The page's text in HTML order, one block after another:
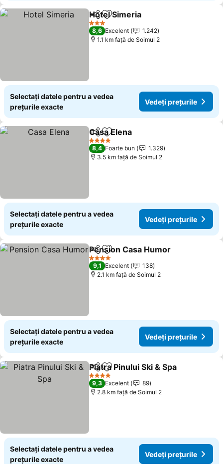
DistribuițiAdăugaţi la favorite
Hotel Simeria
3 Stele
8,6 Excelent
1.242
1.1 km faţă de Soimul 2
Selectați datele pentru a vedea
prețurile exacte
Vedeți prețurile
DistribuițiAdăugaţi la favorite
Casa Elena
4 Stele
8,4 Foarte bun
1.329
3.5 km faţă de Soimul 2
Selectați datele pentru a vedea
prețurile exacte
Vedeți prețurile
DistribuițiAdăugaţi la favorite
Pension Casa Humor
4 Stele
9,1 Excelent
138
2.1 km faţă de Soimul 2
Selectați datele pentru a vedea
prețurile exacte
Vedeți prețurile
DistribuițiAdăugaţi la favorite
Piatra Pinului Ski & Spa
4 Stele
9,3 Excelent
89
2.8 km faţă de Soimul 2
Selectați datele pentru a vedea
prețurile exacte
Vedeți prețurile